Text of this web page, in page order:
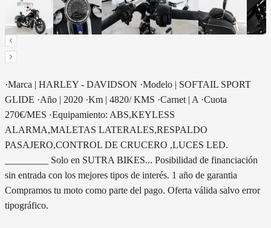
·Marca | HARLEY - DAVIDSON ·Modelo | SOFTAIL SPORT
GLIDE ·Año | 2020 ·Km | 4820/ KMS ·Carnet | A ·Cuota
270€/MES ·Equipamiento: ABS,KEYLESS
ALARMA,MALETAS LATERALES,RESPALDO
PASAJERO,CONTROL DE CRUCERO ,LUCES LED.
_________ Solo en SUTRA BIKES... Posibilidad de financiación
sin entrada con los mejores tipos de interés. 1 año de garantia
Compramos tu moto como parte del pago. Oferta válida salvo error
tipográfico.